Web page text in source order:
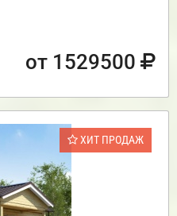
от 1529500
ХИТ ПРОДАЖ